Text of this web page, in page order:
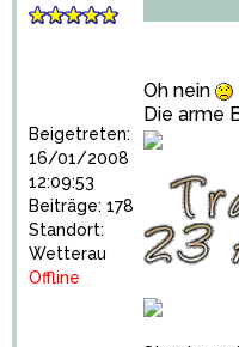
Beigetreten:
16/01/2008
12:09:53
Beiträge: 178
Standort:
Wetterau
Offline
Oh nein
Die arme